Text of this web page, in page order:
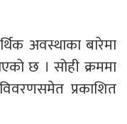
अवस्थाका बारेमा
छ । सोही क्रममा
प्रकाशित